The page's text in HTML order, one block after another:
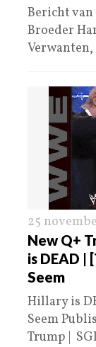
Bericht van
Broeder
25
New Q+
is DEAD |
Seem
Hillary is
Seem
Trump |